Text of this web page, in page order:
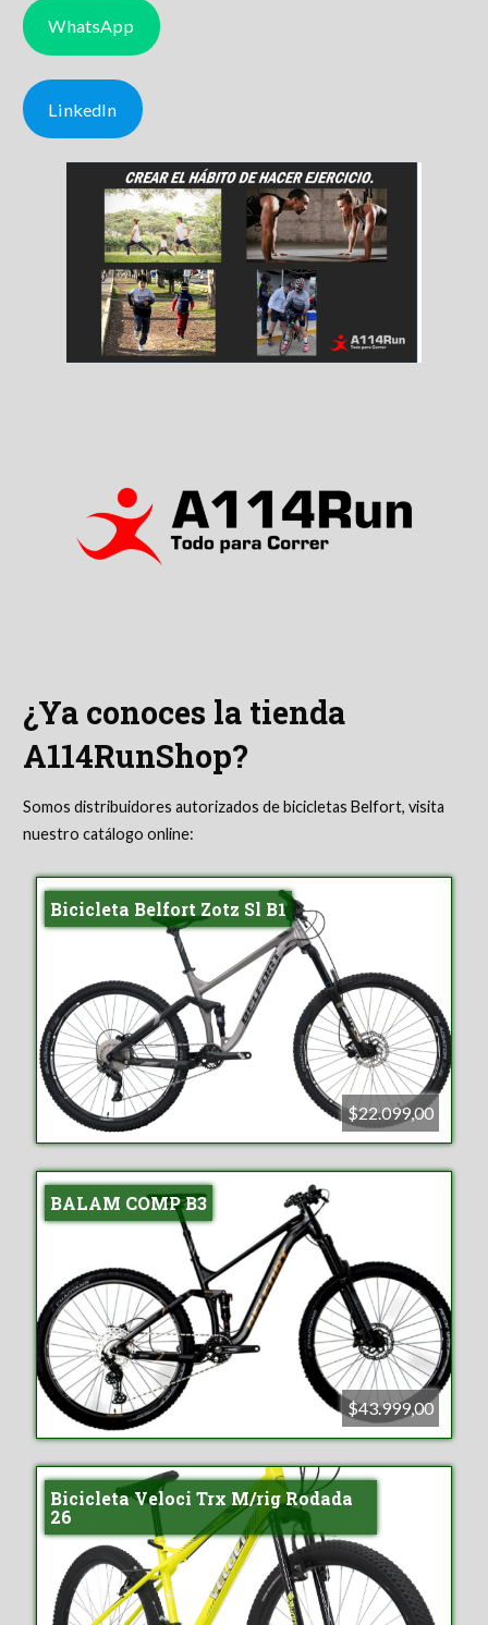
WhatsApp
LinkedIn
¿Ya conoces la tienda
A114RunShop?
Somos distribuidores autorizados de bicicletas Belfort, visita
nuestro catálogo online:
Bicicleta Belfort Zotz Sl B1
$22.099,00
BALAM COMP B3
$43.999,00
Bicicleta Veloci Trx M/rig Rodada
26